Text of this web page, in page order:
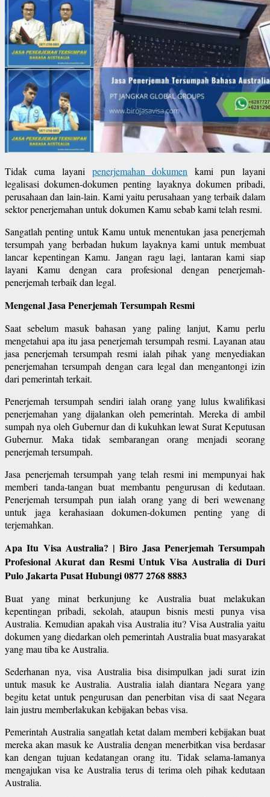
Tidak cuma layani penerjemahan dokumen kami pun layani
legalisasi dokumen-dokumen penting layaknya dokumen pribadi,
perusahaan dan lain-lain. Kami yaitu perusahaan yang terbaik dalam
sektor penerjemahan untuk dokumen Kamu sebab kami telah resmi.
Sangatlah penting untuk Kamu untuk menentukan jasa penerjemah
tersumpah yang berbadan hukum layaknya kami untuk membuat
lancar kepentingan Kamu. Jangan ragu lagi, lantaran kami siap
layani Kamu dengan cara profesional dengan penerjemah-
penerjemah terbaik dan legal.
Mengenal Jasa Penerjemah Tersumpah Resmi
Saat sebelum masuk bahasan yang paling lanjut, Kamu perlu
mengetahui apa itu jasa penerjemah tersumpah resmi. Layanan atau
jasa penerjemah tersumpah resmi ialah pihak yang menyediakan
penerjemahan tersumpah dengan cara legal dan mengantongi izin
dari pemerintah terkait.
Penerjemah tersumpah sendiri ialah orang yang lulus kwalifikasi
penerjemahan yang dijalankan oleh pemerintah. Mereka di ambil
sumpah nya oleh Gubernur dan di kukuhkan lewat Surat Keputusan
Gubernur. Maka tidak sembarangan orang menjadi seorang
penerjemah tersumpah.
Jasa penerjemah tersumpah yang telah resmi ini mempunyai hak
memberi tanda-tangan buat membantu pengurusan di kedutaan.
Penerjemah tersumpah pun ialah orang yang di beri wewenang
untuk jaga kerahasiaan dokumen-dokumen penting yang di
terjemahkan.
Apa Itu Visa Australia? | Biro Jasa Penerjemah Tersumpah
Profesional Akurat dan Resmi Untuk Visa Australia di Duri
Pulo Jakarta Pusat Hubungi 0877 2768 8883
Buat yang minat berkunjung ke Australia buat melakukan
kepentingan pribadi, sekolah, ataupun bisnis mesti punya visa
Australia. Kemudian apakah visa Australia itu? Visa Australia yaitu
dokumen yang diedarkan oleh pemerintah Australia buat masyarakat
yang mau tiba ke Australia.
Sederhanan nya, visa Australia bisa disimpulkan jadi surat izin
untuk masuk ke Australia. Australia ialah diantara Negara yang
begitu ketat untuk pengurusan dan penerbitan visa di saat Negara
lain justru memberlakukan kebijakan bebas visa.
Pemerintah Australia sangatlah ketat dalam memberi kebijakan buat
mereka akan masuk ke Australia dengan menerbitkan visa berdasar
kan dengan tujuan kedatangan orang itu. Tidak selama-lamanya
mengajukan visa ke Australia terus di terima oleh pihak kedutaan
Australia.